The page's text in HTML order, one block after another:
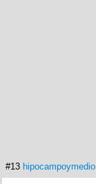
#13 hipocampoymedio